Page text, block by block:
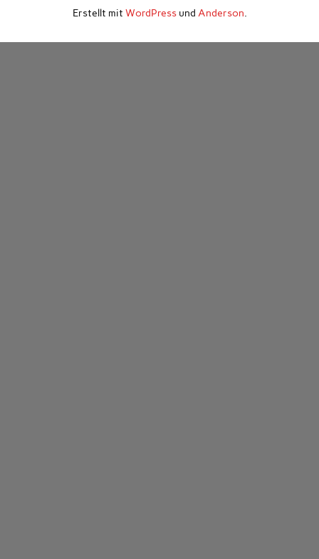
Erstellt mit WordPressund Anderson